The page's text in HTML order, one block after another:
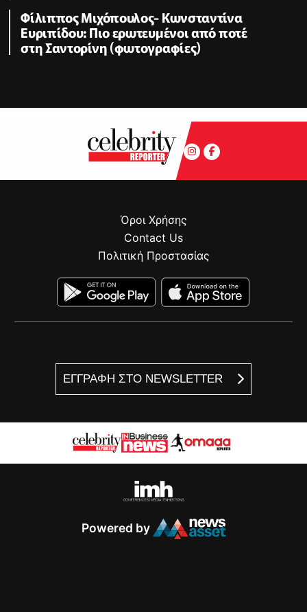
Φίλιππος Μιχόπουλος- Κωνσταντίνα
Ευριπίδου: Πιο ερωτευμένοι από ποτέ
στη Σαντορίνη (φωτογραφίες)
ΕΓΓΡΑΦΗ ΣΤΟ NEWSLETTER
Όροι Χρήσης
Contact Us
Πολιτική Προστασίας
Powered by